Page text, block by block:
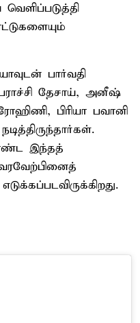
பார்வதி
பராச்சி தேசாய், அனீஷ்
பிரியா பவானி
இந்தத்